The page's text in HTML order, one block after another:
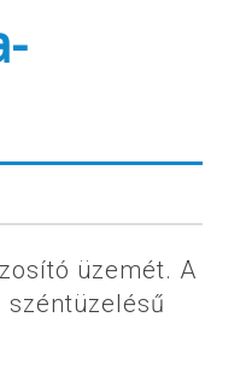
üzemét. A